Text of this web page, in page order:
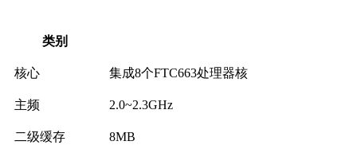
类别
核心 集成8个FTC663处理器核
主频 2.0~2.3GHz
二级缓存 8MB